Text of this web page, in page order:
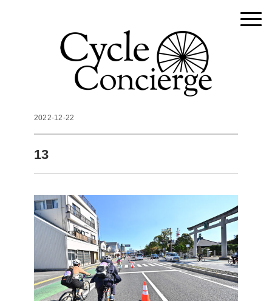
2022-12-22
13